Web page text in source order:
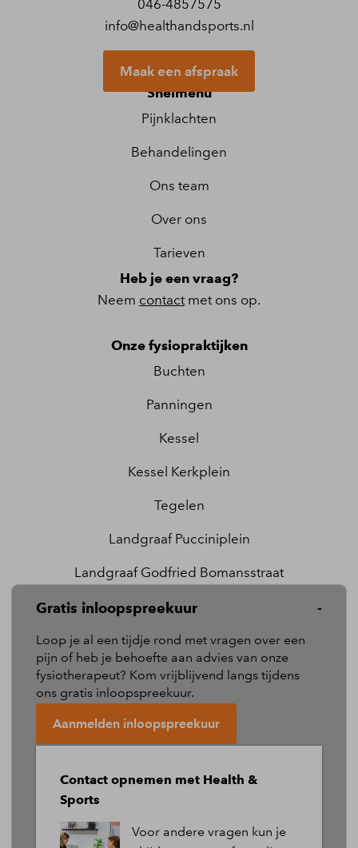
046-4857575
info@healthandsports.nl
Maak een afspraak
Snelmenu
Pijnklachten
Behandelingen
Ons team
Over ons
Tarieven
Heb je een vraag?
Neem contact met ons op.
Onze fysiopraktijken
Buchten
Panningen
Kessel
Kessel Kerkplein
Tegelen
Landgraaf Pucciniplein
Landgraaf Godfried Bomansstraat
Born
Sittard
Volg ons
2026 ©FysioWebsite
Privacy
| Cookies |
Algemene voorwaarden
Gratis inloopspreekuur
Loop je al een tijdje rond met vragen over een
pijn of heb je behoefte aan advies van onze
fysiotherapeut? Kom vrijblijvend langs tijdens
ons gratis inloopspreekuur.
Aanmelden inloopspreekuur
Contact opnemen met Health &
Sports
Voor andere vragen kun je